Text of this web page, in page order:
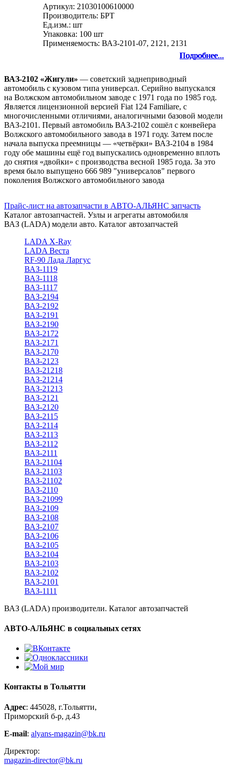
Подробнее...
Подробнее...
Подробнее...
Подробнее...
Подробнее...
Подробнее...
Подробнее...
Подробнее...
Артикул: 21030100610000
Производитель: БРТ
Ед.изм.: шт
Упаковка: 100 шт
Применяемость: ВАЗ-2101-07, 2121, 2131
Подробнее...
ВАЗ-2102 «Жигули» — советский заднеприводный
автомобиль с кузовом типа универсал. Серийно выпускался
на Волжском автомобильном заводе с 1971 года по 1985 год.
Является лицензионной версией Fiat 124 Familiare, с
многочисленными отличиями, аналогичными базовой модели
ВАЗ-2101. Первый автомобиль ВАЗ-2102 сошёл с конвейера
Волжского автомобильного завода в 1971 году. Затем после
начала выпуска преемницы — «четвёрки» ВАЗ-2104 в 1984
году обе машины ещё год выпускались одновременно вплоть
до снятия «двойки» с производства весной 1985 года. За это
время было выпущено 666 989 "универсалов" первого
поколения Волжского автомобильного завода
Прайс-лист на автозапчасти в АВТО-АЛЬЯНС запчасть
Каталог автозапчастей. Узлы и агрегаты автомобиля
ВАЗ (LADA) модели авто. Каталог автозапчастей
LADA X-Ray
LADA Веста
RF-90 Лада Ларгус
ВАЗ-1119
ВАЗ-1118
ВАЗ-1117
ВАЗ-2194
ВАЗ-2192
ВАЗ-2191
ВАЗ-2190
ВАЗ-2172
ВАЗ-2171
ВАЗ-2170
ВАЗ-2123
ВАЗ-21218
ВАЗ-21214
ВАЗ-21213
ВАЗ-2121
ВАЗ-2120
ВАЗ-2115
ВАЗ-2114
ВАЗ-2113
ВАЗ-2112
ВАЗ-2111
ВАЗ-21104
ВАЗ-21103
ВАЗ-21102
ВАЗ-2110
ВАЗ-21099
ВАЗ-2109
ВАЗ-2108
ВАЗ-2107
ВАЗ-2106
ВАЗ-2105
ВАЗ-2104
ВАЗ-2103
ВАЗ-2102
ВАЗ-2101
ВАЗ-1111
ВАЗ (LADA) производители. Каталог автозапчастей
АВТО-АЛЬЯНС в социальных сетях
Контакты в Тольятти
Адрес: 445028, г.Тольятти,
Приморский б-р, д.43
E-mail: alyans-magazin@bk.ru
Директор:
magazin-director@bk.ru